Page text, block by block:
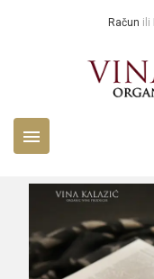
Račun ili
menu